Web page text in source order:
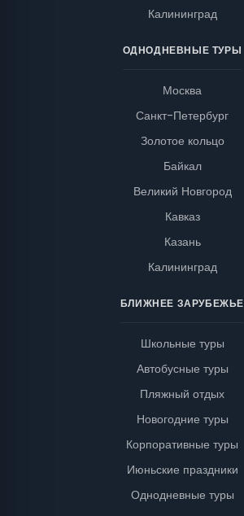
Калининград
ОДНОДНЕВНЫЕ ТУРЫ
Москва
Санкт-Петербург
Золотое кольцо
Байкал
Великий Новгород
Кавказ
Казань
Калининград
БЛИЖНЕЕ ЗАРУБЕЖЬЕ
Школьные туры
Автобусные туры
Пляжный отдых
Новогодние туры
Корпоративные туры
Июньские праздники
Однодневные туры